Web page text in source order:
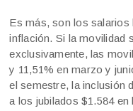
Es más, son los salarios
inflación. Si la movilidad
exclusivamente, las
y 11,51% en marzo y
el semestre, la inclusión
a los jubilados $1.584